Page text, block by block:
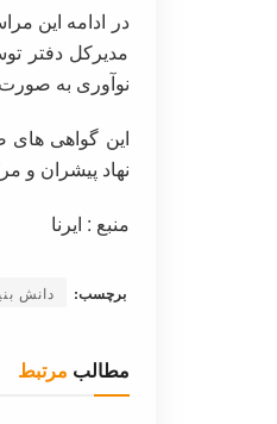
در ادامه این
مدیرکل دفتر
نوآوری به
این گواهی های
نهاد پیشران و
منبع : ایرنا
برچسب: دانش
مطالب مرتبط